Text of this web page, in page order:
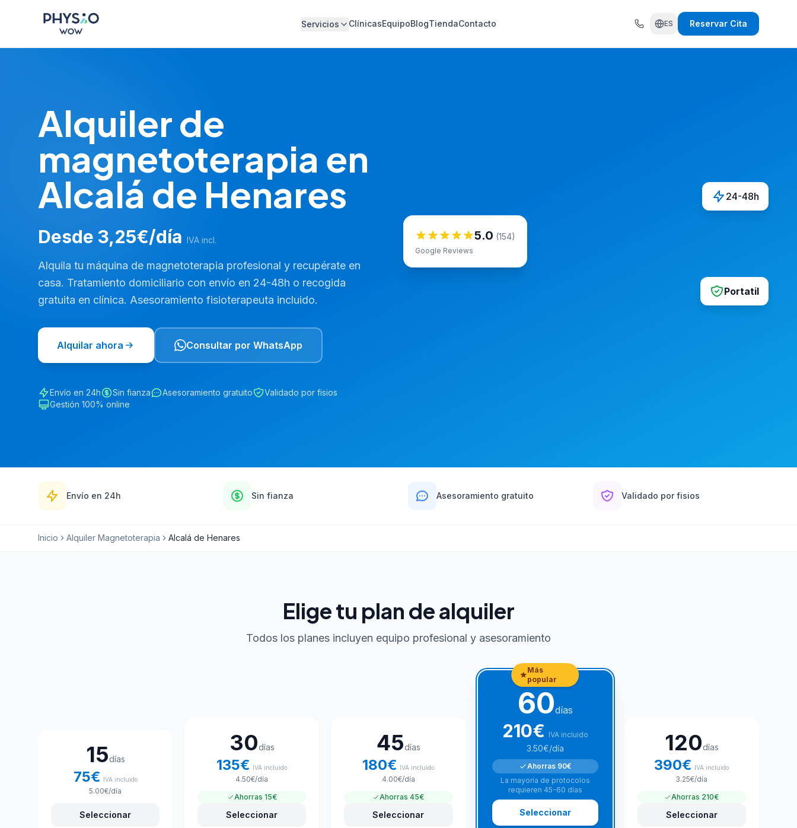
Physio WOW
Servicios ClínicasEquipoBlogTiendaContacto ES Reservar Cita
Alquiler de
magnetoterapia en
Alcalá de Henares
Desde 3,25€/día IVA incl.
Alquila tu máquina de magnetoterapia profesional y recupérate en
casa. Tratamiento domiciliario con envío en 24-48h o recogida
gratuita en clínica. Asesoramiento fisioterapeuta incluido.
Alquilar ahora Consultar por WhatsApp
Envío en 24h Sin fianza Asesoramiento gratuito
Validado por fisios
Gestión 100% online
5.0 (154)
Google Reviews
Portatil
24-48h
Envío en 24h Sin fianza Asesoramiento gratuito Validado por fisios
Inicio Alquiler Magnetoterapia Alcalá de Henares
Elige tu plan de alquiler
Todos los planes incluyen equipo profesional y asesoramiento
15días
75€ IVA incluido
5.00€/día
Seleccionar
30días
135€ IVA incluido
4.50€/día
Ahorras 15€
Seleccionar
45días
180€ IVA incluido
4.00€/día
Ahorras 45€
Seleccionar
Más
popular
60días
210€ IVA incluido
3.50€/día
Ahorras 90€
La mayoría de protocolos
requieren 45-60 días
Seleccionar
120días
390€ IVA incluido
3.25€/día
Ahorras 210€
Seleccionar